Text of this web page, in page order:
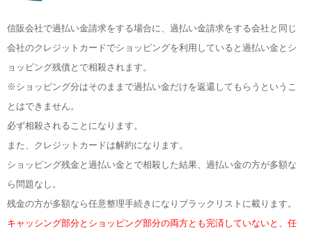
信販会社で過払い金請求をする場合に、過払い金請求をする会社と同じ
会社のクレジットカードでショッピングを利用していると過払い金とシ
ョッピング残債とで相殺されます。
※ショッピング分はそのままで過払い金だけを返還してもらうというこ
とはできません。
必ず相殺されることになります。
また、クレジットカードは解約になります。
ショッピング残金と過払い金とで相殺した結果、過払い金の方が多額な
ら問題なし。
残金の方が多額なら任意整理手続きになりブラックリストに載ります。
キャッシング部分とショッピング部分の両方とも完済していないと、任